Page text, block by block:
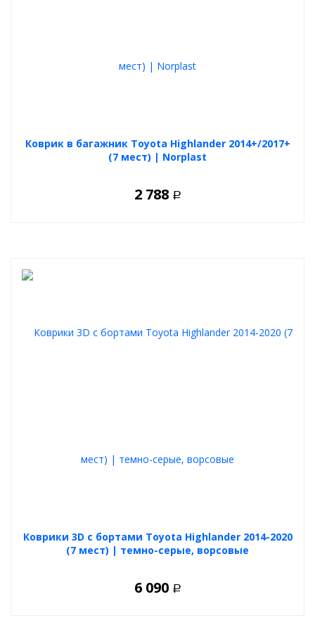
Коврик в багажник Toyota Highlander 2014+/2017+
(7 мест) | Norplast
2 788 Р
Коврики 3D с бортами Toyota Highlander 2014-2020
(7 мест) | темно-серые, ворсовые
6 090 Р